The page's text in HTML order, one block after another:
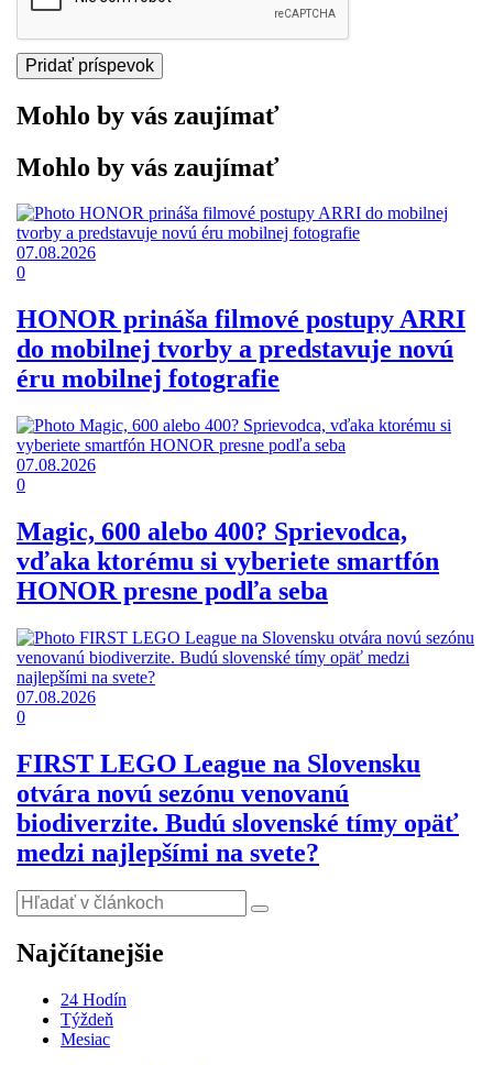
Mohlo by vás zaujímať
Mohlo by vás zaujímať
07.08.2026
0
HONOR prináša filmové postupy ARRI
do mobilnej tvorby a predstavuje novú
éru mobilnej fotografie
07.08.2026
0
Magic, 600 alebo 400? Sprievodca,
vďaka ktorému si vyberiete smartfón
HONOR presne podľa seba
07.08.2026
0
FIRST LEGO League na Slovensku
otvára novú sezónu venovanú
biodiverzite. Budú slovenské tímy opäť
medzi najlepšími na svete?
Najčítanejšie
24 Hodín
Týždeň
Mesiac